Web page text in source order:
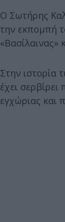
Ο Σωτήρης
την εκπομπή
«Βασίλαινας»
Στην ιστορία
έχει
εγχώριας και